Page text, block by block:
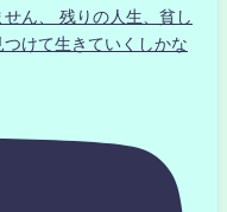
ん、 残りの人生、貧し
けて生きていくしかな